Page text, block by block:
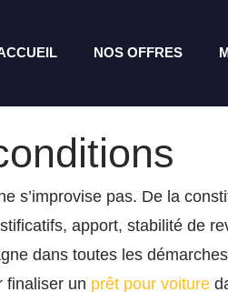
NOS OFFRES
s’improvise pas. De la
apport, stabilité de
dans toutes les
finaliser un prêt pour voiture